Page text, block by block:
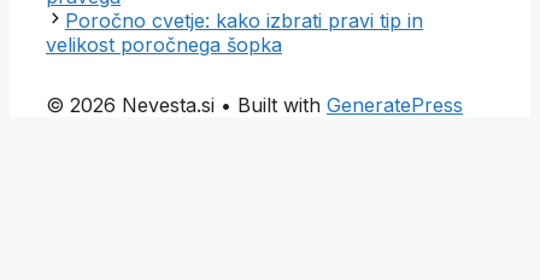
Poročno cvetje: kako izbrati pravi tip in
velikost poročnega šopka
© 2026 Nevesta.si • Built with GeneratePress